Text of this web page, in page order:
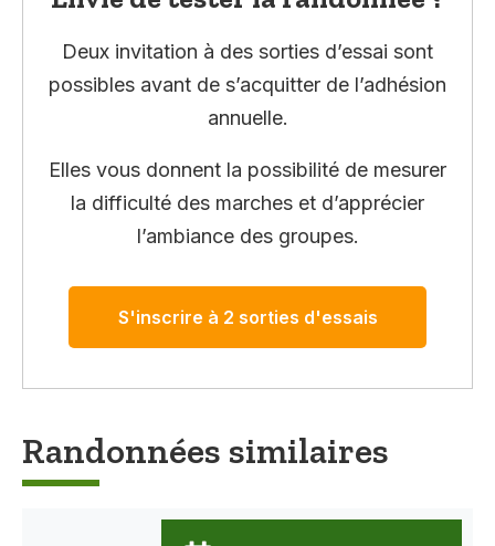
Deux invitation à des sorties d’essai sont
possibles avant de s’acquitter de l’adhésion
annuelle.
Elles vous donnent la possibilité de mesurer
la difficulté des marches et d’apprécier
l’ambiance des groupes.
S'inscrire à 2 sorties d'essais
Randonnées similaires